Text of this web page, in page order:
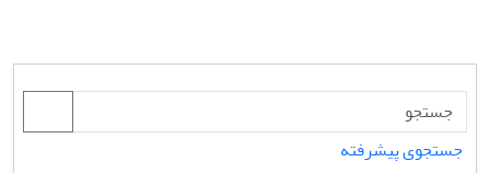
جستجوی پیشرفته